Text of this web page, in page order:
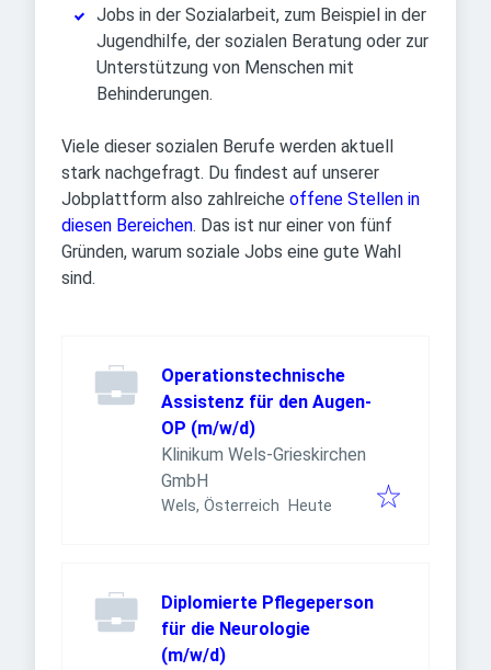
Jobs in der Sozialarbeit, zum Beispiel in der
Jugendhilfe, der sozialen Beratung oder zur
Unterstützung von Menschen mit
Behinderungen.
Viele dieser sozialen Berufe werden aktuell
stark nachgefragt. Du findest auf unserer
Jobplattform also zahlreiche offene Stellen in
diesen Bereichen. Das ist nur einer von fünf
Gründen, warum soziale Jobs eine gute Wahl
sind.
Operationstechnische
Assistenz für den Augen-
OP (m/w/d)
Klinikum Wels-Grieskirchen
GmbH
Wels, Österreich Veröffentlicht:
Heute
Diplomierte Pflegeperson
für die Neurologie
(m/w/d)